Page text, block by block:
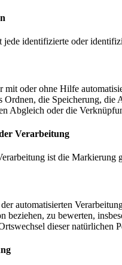
jede identifizierte oder
mit oder ohne Hilfe
Ordnen, die Speicherung,
Abgleich oder die
Verarbeitung
ist die Markierung
automatisierten
beziehen, zu bewerten,
dieser natürlichen